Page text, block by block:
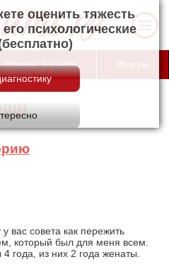
оценить тяжесть
его психологические
Отзывы о сайте Форум
вас совета как пережить
который был для меня всем.
года, из них 2 года женаты.